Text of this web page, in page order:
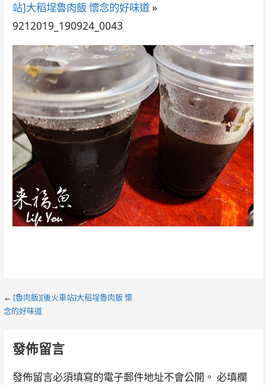
站]大稻埕魯肉飯 懷念的好味道»
9212019_190924_0043
Post
← [魯肉飯][後火車站]大稻埕魯肉飯 懷
念的好味道
發佈留言
發佈留言必須填寫的電子郵件地址不會公開。 必填欄